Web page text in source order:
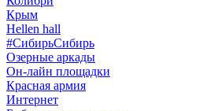
Крым
Hellen hall
#СибирьСибирь
Озерные аркады
Он-лайн площадки
Красная армия
Интернет